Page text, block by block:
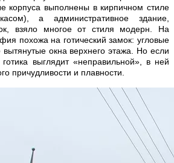
корпуса выполнены в кирпичном стиле
а административное здание,
взяло многое от стиля модерн. На
похожа на готический замок: угловые
окна верхнего этажа. Но если
готика выглядит «неправильной», в ней
причудливости и плавности.